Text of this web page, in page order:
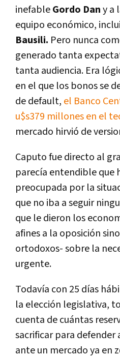
inefableGordo Dany a
equipo económico,
Bausili. Pero nunca
generado tanta
tanta audiencia. Era
en el que los bonos se
de default, el Banco
u$s379 millones en el
mercado hirvió de
Caputo fue directo al
parecía entendible que
preocupada por la
que no iba a seguir
que le dieron los
afines a la oposición
ortodoxos- sobre la
urgente.
Todavía con 25 días
la elección legislativa,
cuenta de cuántas
sacrificar para
ante un mercado ya en